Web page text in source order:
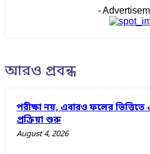
-
আরও প্রবন্ধ
পরীক্ষা নয়, এবারও ফলের ভিত্তিতে
প্রক্রিয়া শুরু
August 4, 2026